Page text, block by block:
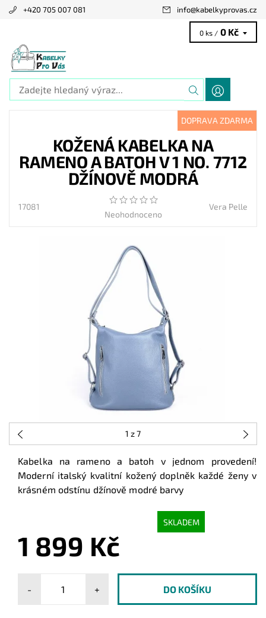
+420 705 007 081 info@kabelkyprovas.cz
0 ks / 0 Kč
DOPRAVA ZDARMA
KOŽENÁ KABELKA NA
RAMENO A BATOH V 1 NO. 7712
DŽÍNOVĚ MODRÁ
17081
Neohodnoceno
Vera Pelle
1 z 7
Kabelka na rameno a batoh v jednom provedení!
Moderní italský kvalitní kožený doplněk každé ženy v
krásném odstínu džínově modré barvy
SKLADEM
1 899 Kč
- +